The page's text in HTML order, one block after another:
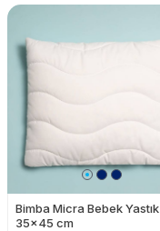
Bimba Micra Bebek Yastık
35x45 cm